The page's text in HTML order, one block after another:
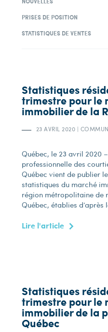
PRISES DE POSITION
STATISTIQUES DE VENTES
Statistiques
trimestre pour le
immobilier de la
23 AVRIL 2020 |
Québec, le 23 avril 2020
professionnelle des
Québec vient de publier
statistiques du marché
région métropolitaine de
Québec, établies d’après
Lire l'article
Statistiques
trimestre pour le
immobilier de la
Québec